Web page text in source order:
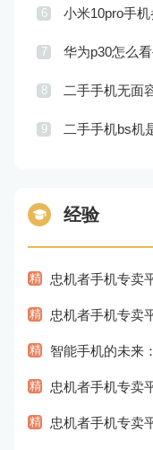
6 小米10pro手
7 华为p30怎么
8 二手手机无面
9 二手手机bs机
经验
精 忠机者手机专卖平台：Sony
精 忠机者手机专卖
精 智能手机的未来
精 忠机者手机专卖平
精 忠机者手机专卖平台：